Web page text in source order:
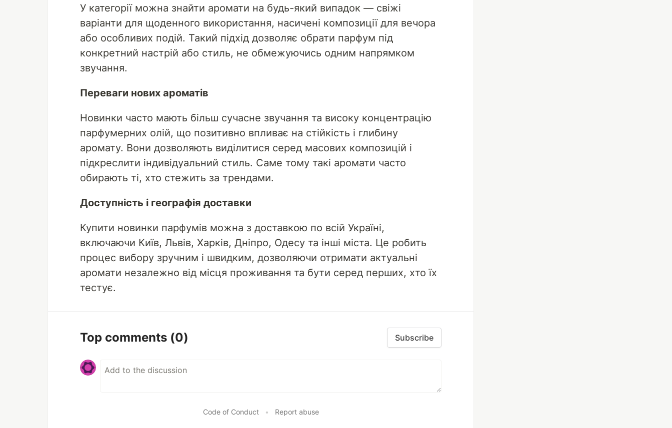
У категорії можна знайти аромати на будь-який випадок — свіжі
варіанти для щоденного використання, насичені композиції для вечора
або особливих подій. Такий підхід дозволяє обрати парфум під
конкретний настрій або стиль, не обмежуючись одним напрямком
звучання.
Переваги нових ароматів
Новинки часто мають більш сучасне звучання та високу концентрацію
парфумерних олій, що позитивно впливає на стійкість і глибину
аромату. Вони дозволяють виділитися серед масових композицій і
підкреслити індивідуальний стиль. Саме тому такі аромати часто
обирають ті, хто стежить за трендами.
Доступність і географія доставки
Купити новинки парфумів можна з доставкою по всій Україні,
включаючи Київ, Львів, Харків, Дніпро, Одесу та інші міста. Це робить
процес вибору зручним і швидким, дозволяючи отримати актуальні
аромати незалежно від місця проживання та бути серед перших, хто їх
тестує.
Top comments (0) Subscribe
Code of Conduct • Report abuse